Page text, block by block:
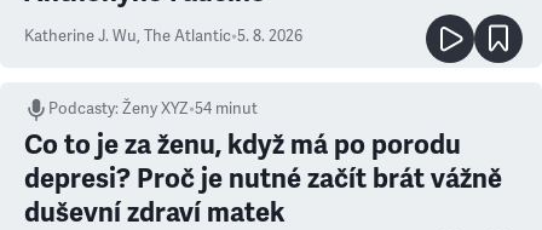
Katherine J. Wu, The Atlantic•5. 8. 2026
Podcasty:Ženy XYZ•54 minut
Co to je za ženu, když má po porodu
depresi? Proč je nutné začít brát vážně
duševní zdraví matek